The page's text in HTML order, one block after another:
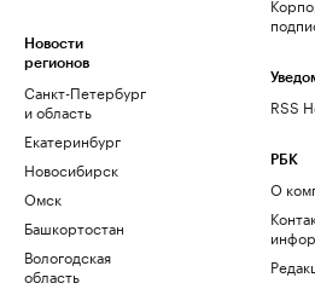
Новости
регионов
Санкт-Петербург
и область
Екатеринбург
Новосибирск
Омск
Башкортостан
Вологодская
область
RSS
РБК
О